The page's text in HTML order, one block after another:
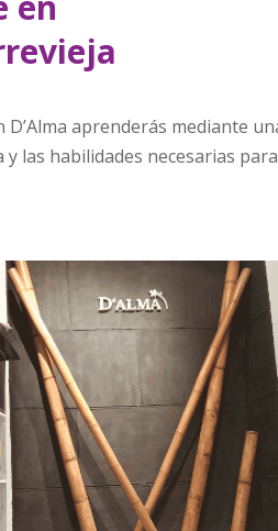
aprenderás mediante
las habilidades necesarias